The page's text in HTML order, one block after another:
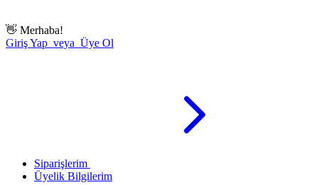
👋 Merhaba!
Giriş Yap veya Üye Ol
Siparişlerim
Üyelik Bilgilerim